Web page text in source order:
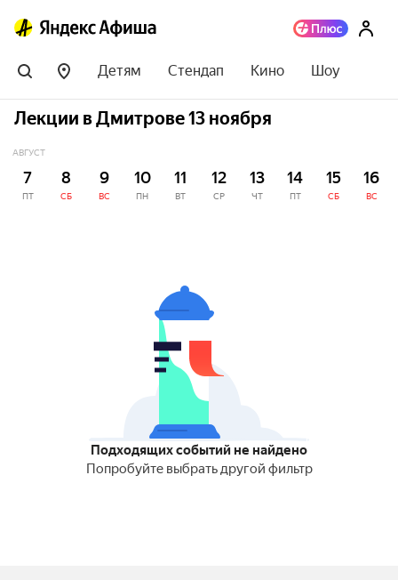
Детям Стендап Кино Шоу
Лекции в Дмитрове 13 ноября
АВГУСТ
7
ПТ
8
СБ
9
ВС
10
ПН
11
ВТ
12
СР
13
ЧТ
14
ПТ
15
СБ
16
ВС
Подходящих событий не найдено
Попробуйте выбрать другой фильтр